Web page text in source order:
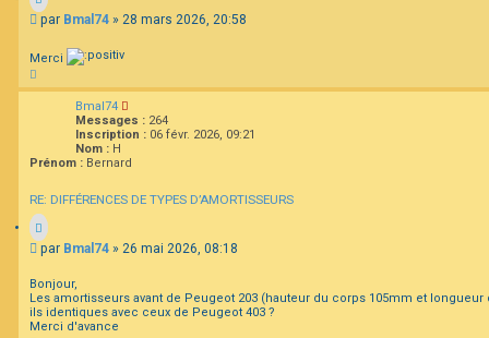
M
s
s
par Bmal74 » 28 mars 2026, 20:58
Merci
a
Bmal74
Messages : 264
Inscription : 06 févr. 2026, 09:21
Nom : H
Prénom : Bernard
RE: DIFFÉRENCES DE TYPES D’AMORTISSEURS
M
s
s
a
g
par Bmal74 » 26 mai 2026, 08:18
Bonjour,
Les amortisseurs avant de Peugeot 203 (hauteur du corps 105mm et longueur
ils identiques avec ceux de Peugeot 403 ?
Merci d'avance